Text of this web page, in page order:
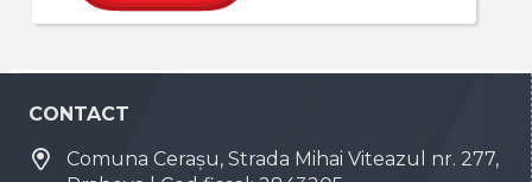
CONTACT
Comuna Cerașu, Strada Mihai Viteazul nr. 277,